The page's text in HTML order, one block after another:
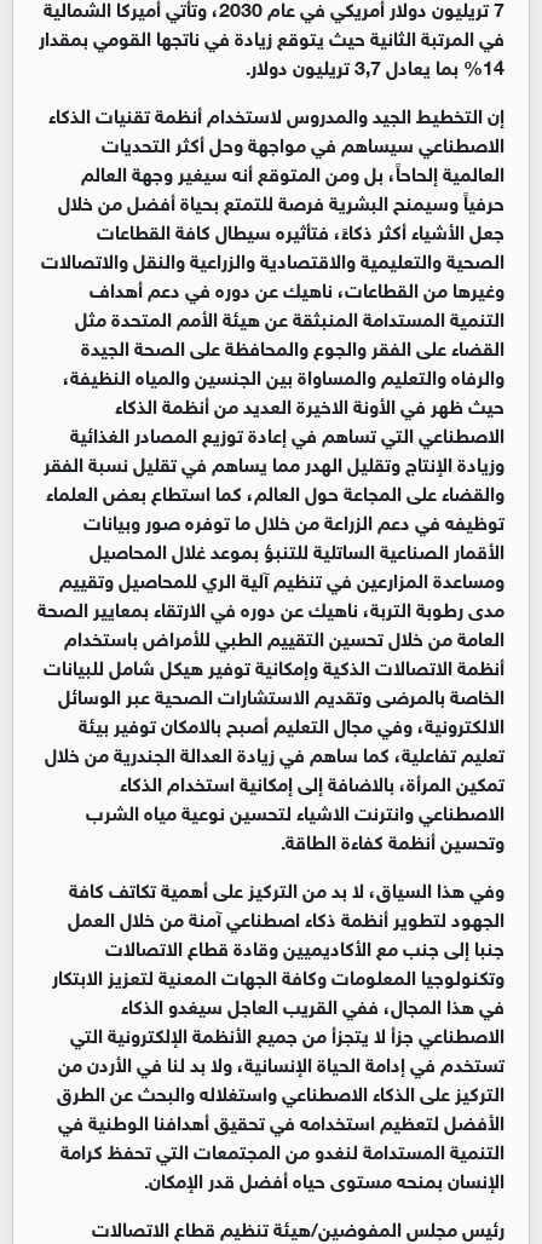
7 تريليون دولار أمريكي في عام 2030، وتأتي أميركا الشمالية
في المرتبة الثانية حيث يتوقع زيادة في ناتجها القومي بمقدار
14% بما يعادل 3,7 تريليون دولار.
إن التخطيط الجيد والمدروس لاستخدام أنظمة تقنيات الذكاء
الاصطناعي سيساهم في مواجهة وحل أكثر التحديات
العالمية إلحاحاً، بل ومن المتوقع أنه سيغير وجهة العالم
حرفياً وسيمنح البشرية فرصة للتمتع بحياة أفضل من خلال
جعل الأشياء أكثر ذكاءً، فتأثيره سيطال كافة القطاعات
الصحية والتعليمية والاقتصادية والزراعية والنقل والاتصالات
وغيرها من القطاعات، ناهيك عن دوره في دعم أهداف
التنمية المستدامة المنبثقة عن هيئة الأمم المتحدة مثل
القضاء على الفقر والجوع والمحافظة على الصحة الجيدة
والرفاه والتعليم والمساواة بين الجنسين والمياه النظيفة،
حيث ظهر في الأونة الاخيرة العديد من أنظمة الذكاء
الاصطناعي التي تساهم في إعادة توزيع المصادر الغذائية
وزيادة الإنتاج وتقليل الهدر مما يساهم في تقليل نسبة الفقر
والقضاء على المجاعة حول العالم، كما استطاع بعض العلماء
توظيفه في دعم الزراعة من خلال ما توفره صور وبيانات
الأقمار الصناعية الساتلية للتنبؤ بموعد غلال المحاصيل
ومساعدة المزارعين في تنظيم آلية الري للمحاصيل وتقييم
مدى رطوبة التربة، ناهيك عن دوره في الارتقاء بمعايير الصحة
العامة من خلال تحسين التقييم الطبي للأمراض باستخدام
أنظمة الاتصالات الذكية وإمكانية توفير هيكل شامل للبيانات
الخاصة بالمرضى وتقديم الاستشارات الصحية عبر الوسائل
الالكترونية، وفي مجال التعليم أصبح بالامكان توفير بيئة
تعليم تفاعلية، كما ساهم في زيادة العدالة الجندرية من خلال
تمكين المرأة، بالاضافة إلى إمكانية استخدام الذكاء
الاصطناعي وانترنت الاشياء لتحسين نوعية مياه الشرب
وتحسين أنظمة كفاءة الطاقة.
وفي هذا السياق، لا بد من التركيز على أهمية تكاتف كافة
الجهود لتطوير أنظمة ذكاء اصطناعي آمنة من خلال العمل
جنبا إلى جنب مع الأكاديميين وقادة قطاع الاتصالات
وتكنولوجيا المعلومات وكافة الجهات المعنية لتعزيز الابتكار
في هذا المجال، ففي القريب العاجل سيغدو الذكاء
الاصطناعي جزأ لا يتجزأ من جميع الأنظمة الإلكترونية التي
تستخدم في إدامة الحياة الإنسانية، ولا بد لنا في الأردن من
التركيز على الذكاء الاصطناعي واستغلاله والبحث عن الطرق
الأفضل لتعظيم استخدامه في تحقيق أهدافنا الوطنية في
التنمية المستدامة لنغدو من المجتمعات التي تحفظ كرامة
الإنسان بمنحه مستوى حياه أفضل قدر الإمكان.
رئيس مجلس المفوضين/هيئة تنظيم قطاع الاتصالات